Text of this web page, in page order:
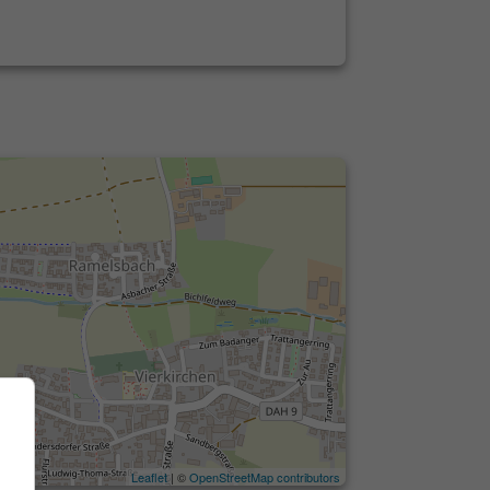
Leaflet | ©OpenStreetMap contributors